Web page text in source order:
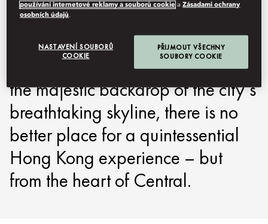
Whether you are looking to spoil
the whole family, or experience
the beauty of Hong Kong against
the majestic backdrop of the city’s
breathtaking skyline, there is no
better place for a quintessential
Hong Kong experience – but
from the heart of Central.
používání internetové reklamy a souborů cookie aZásadami ochrany
osobních údajů.
NASTAVENÍ SOUBORŮ
COOKIE
PŘIJMOUT VŠECHNY
SOUBORY COOKIE